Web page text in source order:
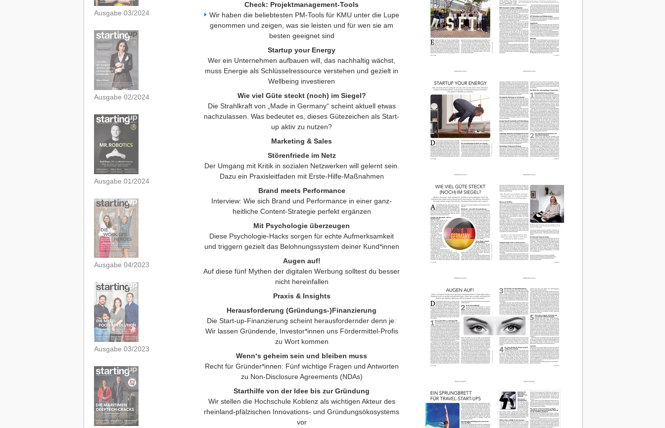
Ausgabe 03/2024
Ausgabe 02/2024
Ausgabe 01/2024
Ausgabe 04/2023
Ausgabe 03/2023
Check: Projektmanagement-Tools
Wir haben die beliebtesten PM-Tools für KMU unter die Lupe
genommen und zeigen, was sie leisten und für wen sie am
besten geeignet sind
Startup your Energy
Wer ein Unternehmen aufbauen will, das nachhaltig wächst,
muss Energie als Schlüsselressource verstehen und gezielt in
Wellbeing investieren
Wie viel Güte steckt (noch) im Siegel?
Die Strahlkraft von „Made in Germany“ scheint aktuell etwas
nachzulassen. Was bedeutet es, dieses Gütezeichen als Start-
up aktiv zu nutzen?
Marketing & Sales
Störenfriede im Netz
Der Umgang mit Kritik in sozialen Netzwerken will gelernt sein.
Dazu ein Praxisleitfaden mit Erste-Hilfe-Maßnahmen
Brand meets Performance
Interview: Wie sich Brand und Performance in einer ganz­
heitliche Content-Strategie perfekt ergänzen
Mit Psychologie überzeugen
Diese Psychologie-Hacks sorgen für echte Aufmerksamkeit
und triggern gezielt das Belohnungssystem deiner Kund*innen
Augen auf!
Auf diese fünf Mythen der digitalen Werbung solltest du besser
nicht hereinfallen
Praxis & Insights
Herausforderung (Gründungs-)Finanzierung
Die Start-up-Finanzierung scheint herausfordernder denn je:
Wir lassen Gründende, Investor*innen uns Fördermittel-Profis
zu Wort kommen
Wenn‘s geheim sein und bleiben muss
Recht für Gründer*innen: Fünf wichtige Fragen und Antworten
zu Non-Disclosure Agreements (NDAs)
Starthilfe von der Idee bis zur Gründung
Wir stellen die Hochschule Koblenz als wichtigen Akteur des
rheinland-pfälzischen Innovations- und Gründungsökosystems
vor